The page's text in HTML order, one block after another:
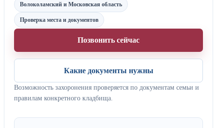
Волоколамский и Московская область
Проверка места и документов
Позвонить сейчас
Какие документы нужны
Возможность захоронения проверяется по документам семьи и
правилам конкретного кладбища.